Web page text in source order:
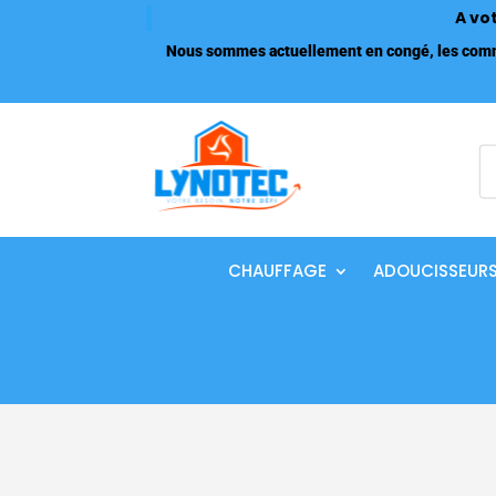
A
Nous sommes actuellement en congé, les
CHAUFFAGE